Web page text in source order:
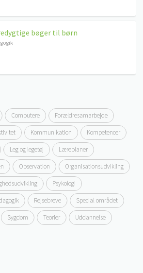
bøger til børn
Computere Forældresamarbejde
Kommunikation Kompetencer
Leg og legetøj Læreplaner
Observation Organisationsudvikling
Psykologi
Rejsebreve Special området
Sygdom Teorier Uddannelse